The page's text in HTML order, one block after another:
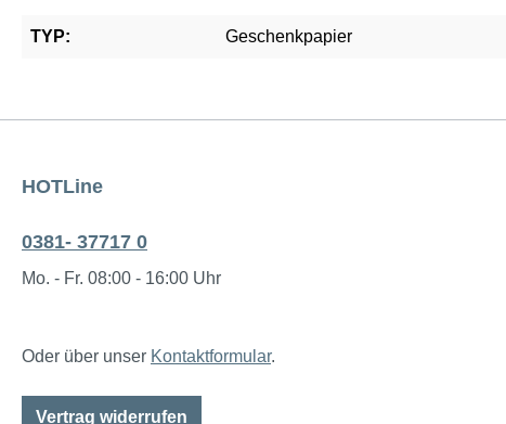
TYP: Geschenkpapier
HOTLine
0381- 37717 0
Mo. - Fr. 08:00 - 16:00 Uhr
Oder über unser Kontaktformular.
Vertrag widerrufen